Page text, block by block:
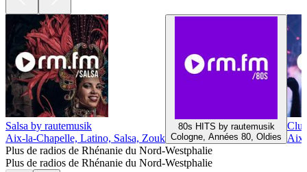
Salsa by rautemusik
Aix-la-Chapelle, Latino, Salsa, Zouk
80s HITS by rautemusik
Cologne, Années 80, Oldies
Aix-
Plus de radios de Rhénanie du Nord-Westphalie
Plus de radios de Rhénanie du Nord-Westphalie